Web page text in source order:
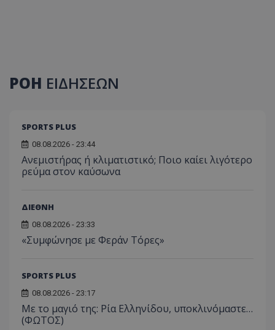
ΡΟΗ ΕΙΔΗΣΕΩΝ
SPORTS PLUS
08.08.2026 - 23:44
Ανεμιστήρας ή κλιματιστικό; Ποιο καίει λιγότερο
ρεύμα στον καύσωνα
ΔΙΕΘΝΗ
08.08.2026 - 23:33
«Συμφώνησε με Φεράν Τόρες»
SPORTS PLUS
08.08.2026 - 23:17
Με το μαγιό της: Ρία Ελληνίδου, υποκλινόμαστε…
(ΦΩΤΟΣ)